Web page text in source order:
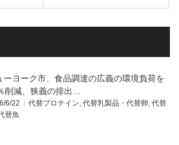
ーヨーク市、食品調達の広義の環境負荷を
削減、狭義の排出…
6/22 代替プロテイン 代替乳製品・代替卵 代替
替魚